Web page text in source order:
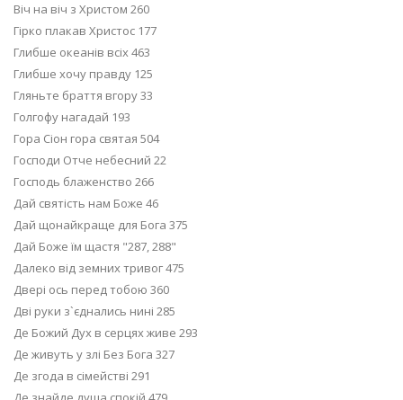
Віч на віч з Христом 260
Гірко плакав Христос 177
Глибше океанів всіх 463
Глибше хочу правду 125
Гляньте браття вгору 33
Голгофу нагадай 193
Гора Сіон гора святая 504
Господи Отче небесний 22
Господь блаженство 266
Дай святість нам Боже 46
Дай щонайкраще для Бога 375
Дай Боже їм щастя "287, 288"
Далеко від земних тривог 475
Двері ось перед тобою 360
Дві руки з`єднались нині 285
Де Божий Дух в серцях живе 293
Де живуть у злі Без Бога 327
Де згода в сімействі 291